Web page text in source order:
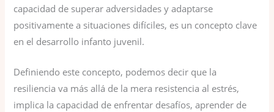
capacidad de superar adversidades y adaptarse
positivamente a situaciones difíciles, es un concepto clave
en el desarrollo infanto juvenil.
Definiendo este concepto, podemos decir que la
resiliencia va más allá de la mera resistencia al estrés,
implica la capacidad de enfrentar desafíos, aprender de